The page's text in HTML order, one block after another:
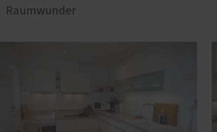
Raumwunder